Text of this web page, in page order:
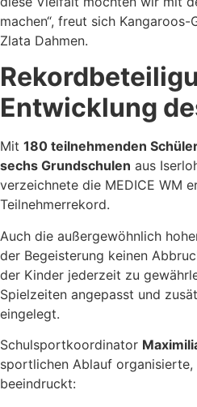
machen“, freut sich
Zlata Dahmen.
Entwicklung
Mit 180 teilnehmenden
sechs Grundschulen aus
verzeichnete die MEDICE WM
Teilnehmerrekord.
Auch die außergewöhnlich
der Begeisterung keinen
der Kinder jederzeit zu
Spielzeiten angepasst und
eingelegt.
Schulsportkoordinator
sportlichen Ablauf
beeindruckt: